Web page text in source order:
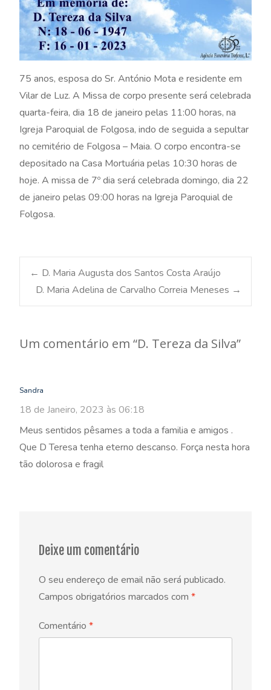
75 anos, esposa do Sr. António Mota e residente em
Vilar de Luz. A Missa de corpo presente será celebrada
quarta-feira, dia 18 de janeiro pelas 11:00 horas, na
Igreja Paroquial de Folgosa, indo de seguida a sepultar
no cemitério de Folgosa – Maia. O corpo encontra-se
depositado na Casa Mortuária pelas 10:30 horas de
hoje. A missa de 7º dia será celebrada domingo, dia 22
de janeiro pelas 09:00 horas na Igreja Paroquial de
Folgosa.
Post
← D. Maria Augusta dos Santos Costa Araújo
D. Maria Adelina de Carvalho Correia Meneses →
Um comentário em “D. Tereza da Silva”
Sandra
18 de Janeiro, 2023 às 06:18
Meus sentidos pêsames a toda a familia e amigos .
Que D Teresa tenha eterno descanso. Força nesta hora
tão dolorosa e fragil
Deixe um comentário
O seu endereço de email não será publicado.
Campos obrigatórios marcados com *
Comentário *